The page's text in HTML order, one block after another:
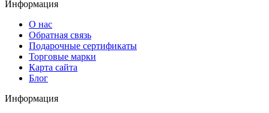
Информация
О нас
Обратная связь
Подарочные сертификаты
Торговые марки
Карта сайта
Блог
Информация